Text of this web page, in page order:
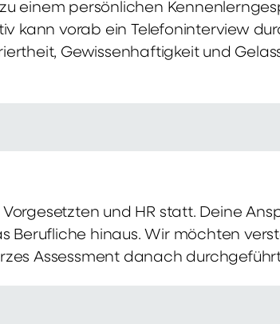
einem persönlichen
kann vorab ein Telefoninterview
Gewissenhaftigkeit und
und HR statt. Deine
Berufliche hinaus. Wir möchten
Assessment danach